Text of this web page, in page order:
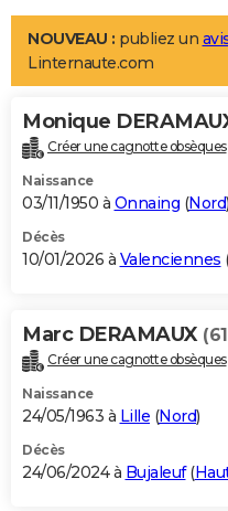
LIFESTYLE
Art de vivre
Bien-être
Loisirs
Mode
Modes de vie
Alimentation
Guide de la santé
Maladies
Médicaments
Sommeil
VOYAGE
Destinations
City break
Voyage nature
Voyage de noces
Forum
Climat
+PHOTO
GUIDES D'ACHAT
BONS PLANS
Carte de Noël
Carte Bonne année
Carte Saint-Valentin
Carte Pâques
Carte d'anniversaire
DICTIONNAIRE
Dictionnaire
Biographies
Citations
Expressions
Proverbes
PROGRAMME TV
S'inscrire
Se connecter
Lycées
Collèges
Primaires
Universités
Entreprises
Service militaire
Avis de recherche
AVIS DE DÉCÈS
NOUVEAU : publiez un
Linternaute.com
Monique
Créer une cagnotte obsèques
Naissance
03/11/1950 à Onnaing (Nord)
Décès
10/01/2026 à Valenciennes
Marc DERAMAUX
Créer une cagnotte obsèques
Naissance
24/05/1963 à Lille (Nord)
Décès
24/06/2024 à Bujaleuf(